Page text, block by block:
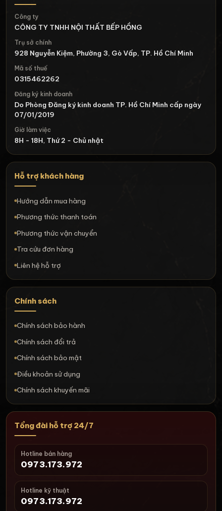
Công ty
CÔNG TY TNHH NỘI THẤT BẾP HỒNG
Trụ sở chính
928 Nguyễn Kiệm, Phường 3, Gò Vấp, TP. Hồ Chí Minh
Mã số thuế
0315462262
Đăng ký kinh doanh
Do Phòng Đăng ký kinh doanh TP. Hồ Chí Minh cấp ngày
07/01/2019
Giờ làm việc
8H - 18H, Thứ 2 - Chủ nhật
Hỗ trợ khách hàng
Hướng dẫn mua hàng
Phương thức thanh toán
Phương thức vận chuyển
Tra cứu đơn hàng
Liên hệ hỗ trợ
Chính sách
Chính sách bảo hành
Chính sách đổi trả
Chính sách bảo mật
Điều khoản sử dụng
Chính sách khuyến mãi
Tổng đài hỗ trợ 24/7
Hotline bán hàng
0973.173.972
Hotline kỹ thuật
0973.173.972